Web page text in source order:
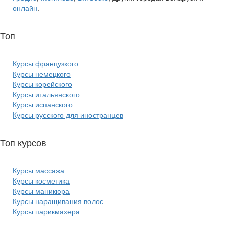
онлайн.
Топ
Курсы французкого
Курсы немецкого
Курсы корейского
Курсы итальянского
Курсы испанского
Курсы русского для иностранцев
Топ курсов
Курсы массажа
Курсы косметика
Курсы маникюра
Курсы наращивания волос
Курсы парикмахера